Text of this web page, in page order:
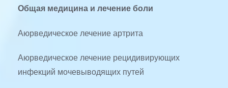
Общая медицина и лечение боли
Аюрведическое лечение артрита
Аюрведическое лечение рецидивирующих
инфекций мочевыводящих путей